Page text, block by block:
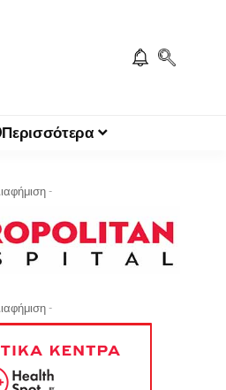
Περισσότερα
-
-